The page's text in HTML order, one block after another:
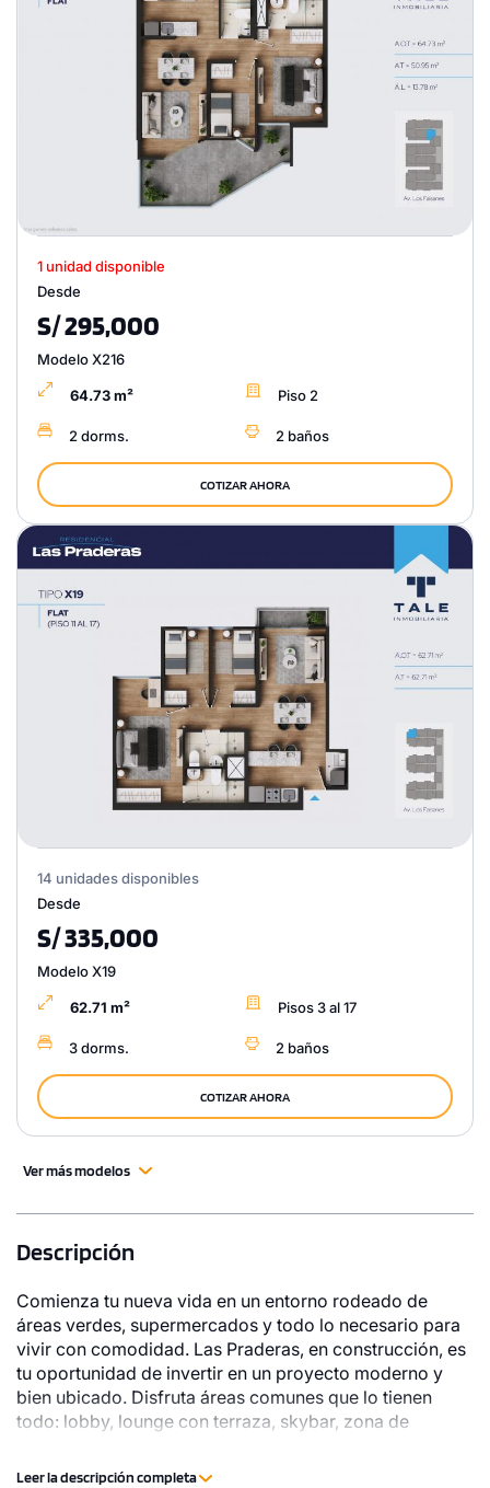
1 unidad disponible
Desde
S/ 295,000
Modelo X216
64.73 m² Piso 2
2 dorms. 2 baños
COTIZAR AHORA
14 unidades disponibles
Desde
S/ 335,000
Modelo X19
62.71 m² Pisos 3 al 17
3 dorms. 2 baños
COTIZAR AHORA
Ver más modelos
Descripción
Comienza tu nueva vida en un entorno rodeado de
áreas verdes, supermercados y todo lo necesario para
vivir con comodidad. Las Praderas, en construcción, es
tu oportunidad de invertir en un proyecto moderno y
bien ubicado. Disfruta áreas comunes que lo tienen
todo: lobby, lounge con terraza, skybar, zona de
usos múltiples y estacionamientos para bicicleta. El
Leer la descripción completa